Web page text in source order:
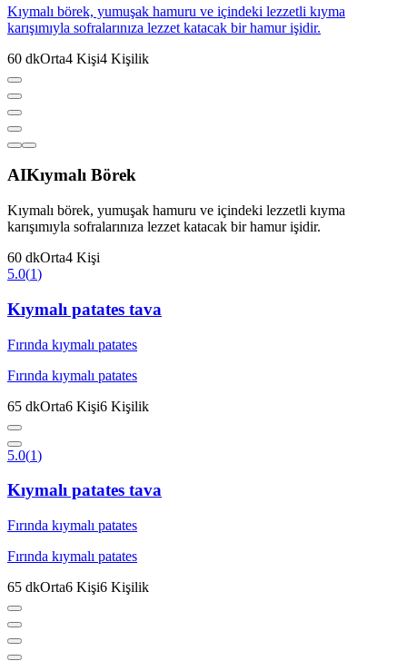
Kıymalı börek, yumuşak hamuru ve içindeki lezzetli kıyma
karışımıyla sofralarınıza lezzet katacak bir hamur işidir.
60 dkOrta4 Kişi4 Kişilik
AIKıymalı Börek
Kıymalı börek, yumuşak hamuru ve içindeki lezzetli kıyma
karışımıyla sofralarınıza lezzet katacak bir hamur işidir.
60 dkOrta4 Kişi
5.0(1)
Kıymalı patates tava
Fırında kıymalı patates
Fırında kıymalı patates
65 dkOrta6 Kişi6 Kişilik
5.0(1)
Kıymalı patates tava
Fırında kıymalı patates
Fırında kıymalı patates
65 dkOrta6 Kişi6 Kişilik